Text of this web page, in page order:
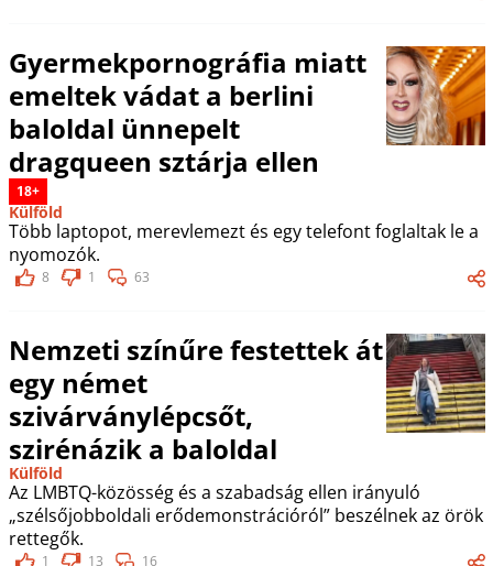
Gyermekpornográfia miatt
emeltek vádat a berlini
baloldal ünnepelt
dragqueen sztárja ellen
18+
Külföld
Több laptopot, merevlemezt és egy telefont foglaltak le a
nyomozók.
8 1 63
Nemzeti színűre festettek át
egy német
szivárványlépcsőt,
szirénázik a baloldal
Külföld
Az LMBTQ-közösség és a szabadság ellen irányuló
„szélsőjobboldali erődemonstrációról” beszélnek az örök
rettegők.
1 13 16